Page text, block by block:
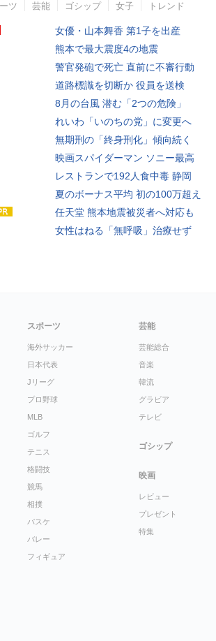
ツ 芸能 ゴシップ 女子 トレンド
女優・山本舞香 第1子を出産
熊本で最大震度4の地震
警官発砲で死亡 直前に不審行動
道路標識を切断か 役員を送検
8月の台風 潜む「2つの危険」
れいわ「いのちの党」に変更へ
無期刑の「終身刑化」傾向続く
映画スパイダーマン ソニー最高
レストランで192人食中毒 静岡
夏のボーナス平均 初の100万超え
任天堂 熊本地震被災者へ対応も
女性はねる「無呼吸」治療せず
スポーツ
海外サッカー
日本代表
Jリーグ
プロ野球
MLB
ゴルフ
テニス
格闘技
競馬
相撲
バスケ
バレー
フィギュア
芸能
芸能総合
音楽
韓流
グラビア
テレビ
ゴシップ
映画
レビュー
プレゼント
特集